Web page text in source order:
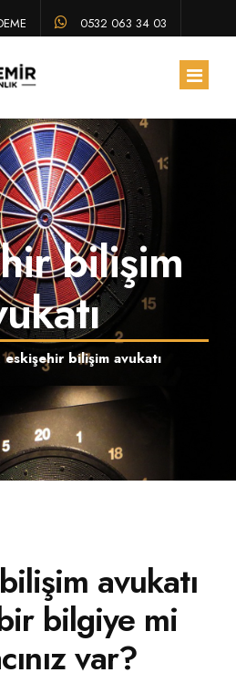
0532 063 34 03
bilişim
eskişehir bilişim avukatı
avukatı
bilgiye mi
var?